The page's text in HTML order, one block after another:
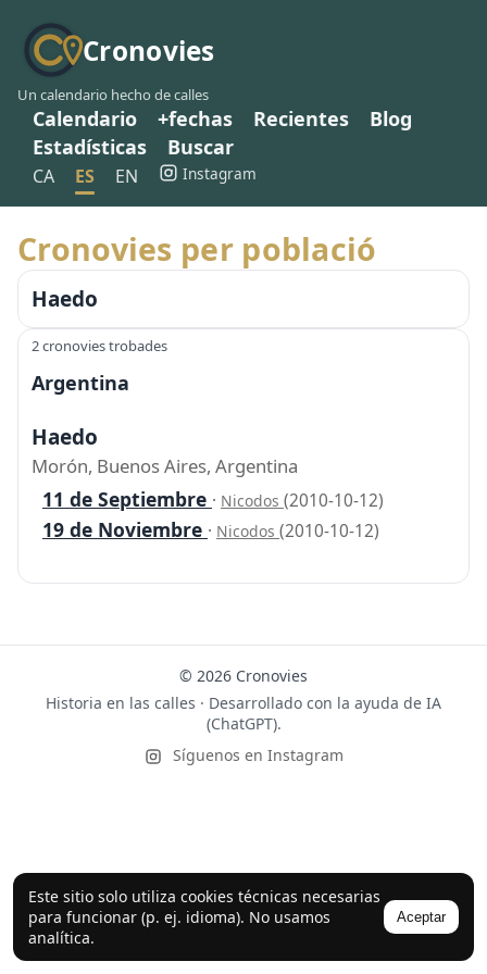
Cronovies
Un calendario hecho de calles
Calendario +fechas Recientes
Blog
Estadísticas
Buscar
CA ES EN Instagram
Este sitio solo utiliza cookies técnicas necesarias
para funcionar (p. ej. idioma). No usamos
analítica.
Aceptar
Cronovies per població
Haedo
2 cronovies trobades
Argentina
Haedo
Morón, Buenos Aires, Argentina
11 de Septiembre · Nicodos (2010-10-12)
19 de Noviembre · Nicodos (2010-10-12)
© 2026 Cronovies
Historia en las calles · Desarrollado con la ayuda de IA
(ChatGPT).
Síguenos en Instagram